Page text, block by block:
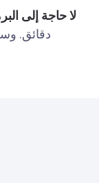
لا حاجة إلى
دقائق.